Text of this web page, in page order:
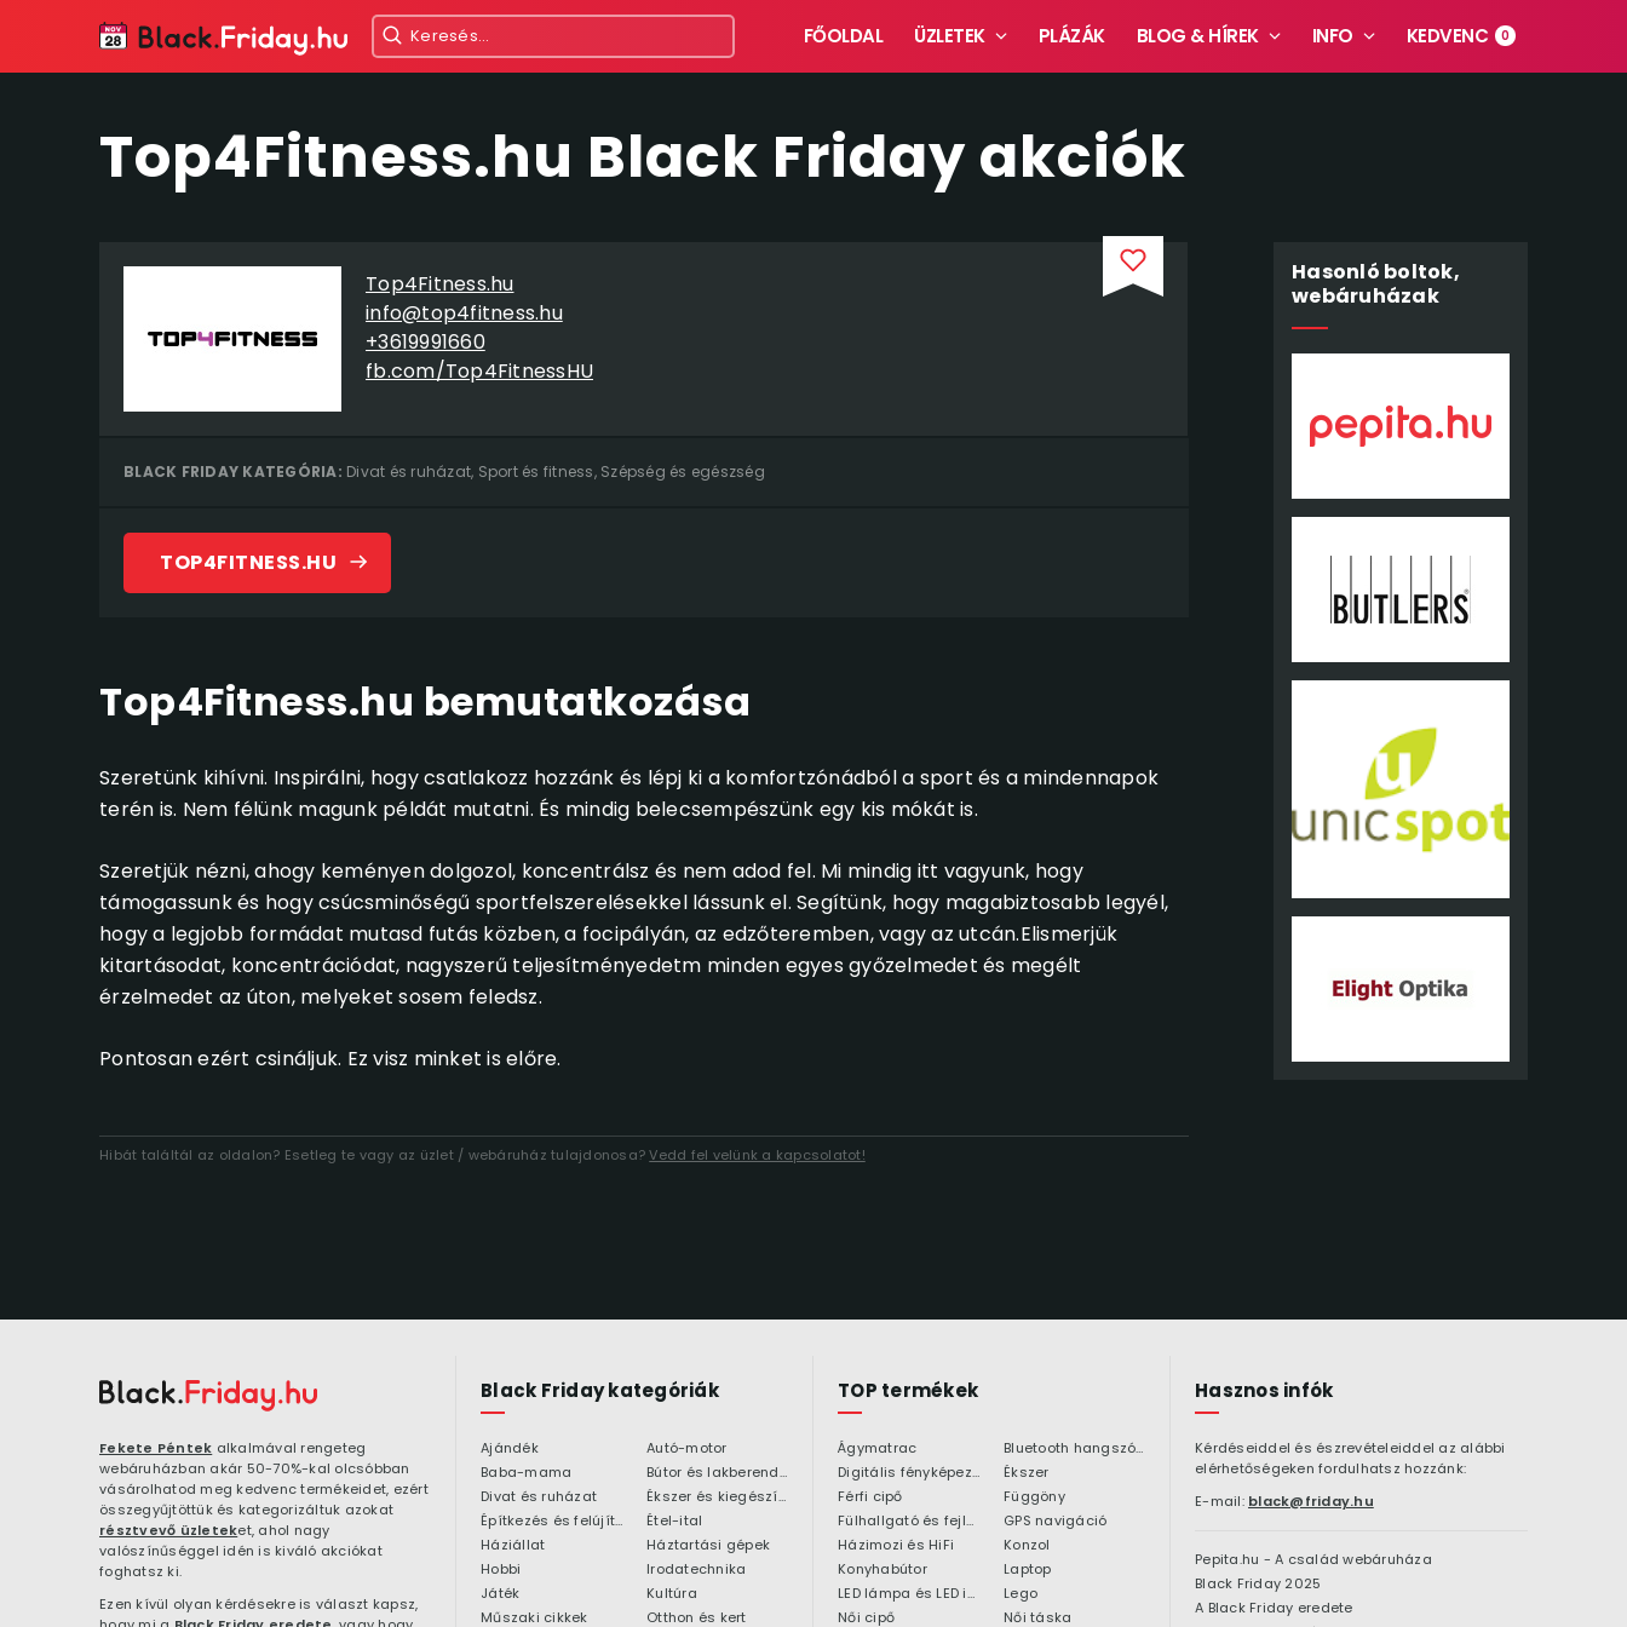
FŐOLDAL ÜZLETEK PLÁZÁK BLOG & HÍREK INFO KEDVENC 0
Top4Fitness.hu Black Friday akciók
Top4Fitness.hu
info@top4fitness.hu
+3619991660
fb.com/Top4FitnessHU
BLACK FRIDAY KATEGÓRIA: Divat és ruházat, Sport és fitness, Szépség és egészség
TOP4FITNESS.HU
Top4Fitness.hu bemutatkozása
Szeretünk kihívni. Inspirálni, hogy csatlakozz hozzánk és lépj ki a komfortzónádból a sport és a mindennapok
terén is. Nem félünk magunk példát mutatni. És mindig belecsempészünk egy kis mókát is.
Szeretjük nézni, ahogy keményen dolgozol, koncentrálsz és nem adod fel. Mi mindig itt vagyunk, hogy
támogassunk és hogy csúcsminőségű sportfelszerelésekkel lássunk el. Segítünk, hogy magabiztosabb legyél,
hogy a legjobb formádat mutasd futás közben, a focipályán, az edzőteremben, vagy az utcán.Elismerjük
kitartásodat, koncentrációdat, nagyszerű teljesítményedetm minden egyes győzelmedet és megélt
érzelmedet az úton, melyeket sosem feledsz.
Pontosan ezért csináljuk. Ez visz minket is előre.
Hibát találtál az oldalon? Esetleg te vagy az üzlet / webáruház tulajdonosa?Vedd fel velünk a kapcsolatot!
Hasonló boltok,
webáruházak
Fekete Péntek alkalmával rengeteg
webáruházban akár 50-70%-kal olcsóbban
vásárolhatod meg kedvenc termékeidet, ezért
összegyűjtöttük és kategorizáltuk azokat
résztvevő üzleteket, ahol nagy
valószínűséggel idén is kiváló akciókat
foghatsz ki.
Ezen kívül olyan kérdésekre is választ kapsz,
Black Friday kategóriák
Ajándék
Autó-motor
Baba-mama
Bútor és lakberendezés
Divat és ruházat
Ékszer és kiegészítő
Építkezés és felújítás
Étel-ital
Háziállat
Háztartási gépek
Hobbi
Irodatechnika
Játék
Kultúra
Műszaki cikkek
Otthon és kert
TOP termékek
Ágymatrac
Bluetooth hangszóró
Digitális fényképezőgép
Ékszer
Férfi cipő
Függöny
Fülhallgató és fejlhallgató
GPS navigáció
Házimozi és HiFi
Konzol
Konyhabútor
Laptop
LED lámpa és LED izzó
Lego
Női cipő
Női táska
Hasznos infók
Kérdéseiddel és észrevételeiddel az alábbi
elérhetőségeken fordulhatsz hozzánk:
E-mail: black@friday.hu
Pepita.hu - A család webáruháza
Black Friday 2025
A Black Friday eredete